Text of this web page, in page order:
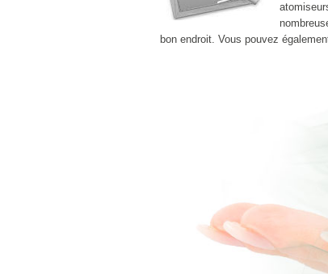
bon endroit. Vous pouvez